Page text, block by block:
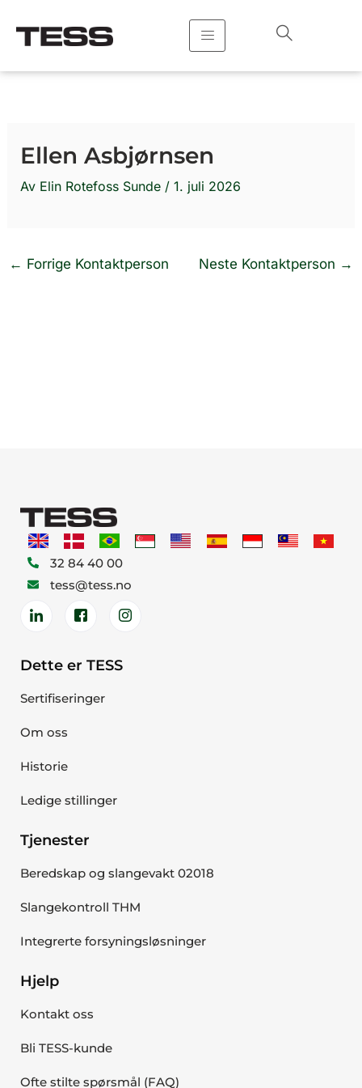
rett
Ellen Asbjørnsen
Av Elin Rotefoss Sunde / 1. juli 2026
← Forrige Kontaktperson Neste Kontaktperson →
32 84 40 00
tess@tess.no
Dette er TESS
Sertifiseringer
Om oss
Historie
Ledige stillinger
Tjenester
Beredskap og slangevakt 02018
Slangekontroll THM
Integrerte forsyningsløsninger
Hjelp
Kontakt oss
Bli TESS-kunde
Ofte stilte spørsmål (FAQ)